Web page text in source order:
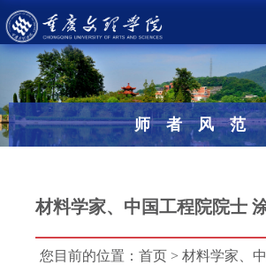
师者风范
材料学家、中国工程院院士
您目前的位置： 首页 > 材料学家、